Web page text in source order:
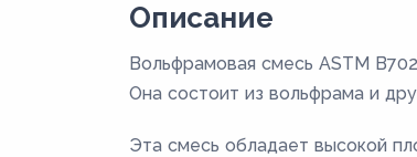
Описание
Вольфрамовая смесь ASTM
Она состоит из вольфрама и
Эта смесь обладает высокой